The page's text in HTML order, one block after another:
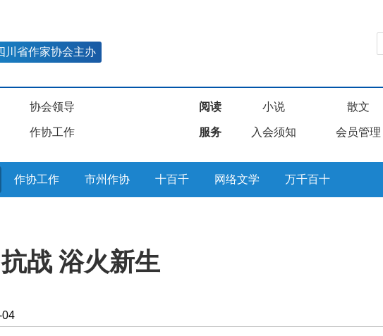
川省作家协会主办
协会领导 阅读 小说 散文
作协工作 服务 入会须知 会员管理
作协工作 市州作协 十百千 网络文学 万千百十
战 浴火新生
04